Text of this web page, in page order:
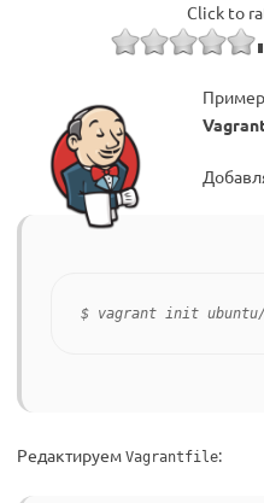
Click to
$ vagrant init
Редактируем Vagrantfile: